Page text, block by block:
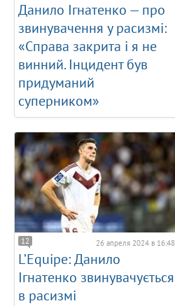
Данило Ігнатенко — про
звинувачення у расизмі:
«Справа закрита і я не
винний. Інцидент був
придуманий
суперником»
12 26 апреля 2024 в 16:48
L’Equipe: Данило
Ігнатенко звинувачується
в расизмі